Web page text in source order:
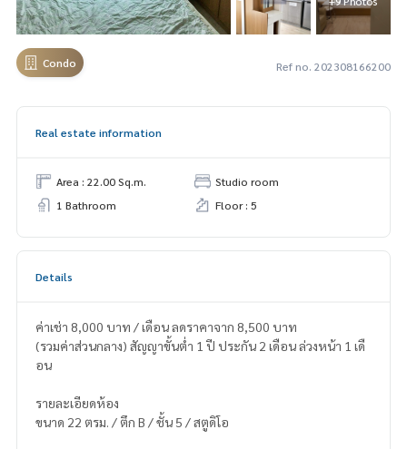
Condo Ref no. 202308166200
Real estate information
Area : 22.00 Sq.m.
Studio room
1 Bathroom
Floor : 5
Details
ค่าเช่า 8,000 บาท / เดือน ลดราคาจาก 8,500 บาท
(รวมค่าส่วนกลาง) สัญญาขั้นต่ำ 1 ปี ประกัน 2 เดือน ล่วงหน้า 1 เดื
อน
รายละเอียดห้อง
ขนาด 22 ตรม. / ตึก B / ชั้น 5 / สตูดิโอ